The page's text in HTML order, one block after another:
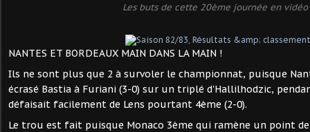
Les buts de cette 20ème journée en vidéo
NANTES ET BORDEAUX MAIN DANS LA MAIN !
Ils ne sont plus que 2 à survoler le championnat, puisque
écrasé Bastia à Furiani (3-0) sur un triplé d'Hallilhodzic,
défaisait facilement de Lens pourtant 4ème (2-0).
Le trou est fait puisque Monaco 3ème qui ramène un point